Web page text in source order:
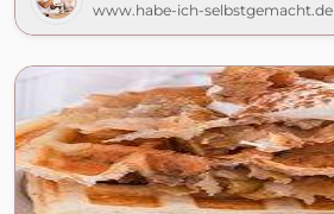
www.habe-ich-selbstgemacht.de